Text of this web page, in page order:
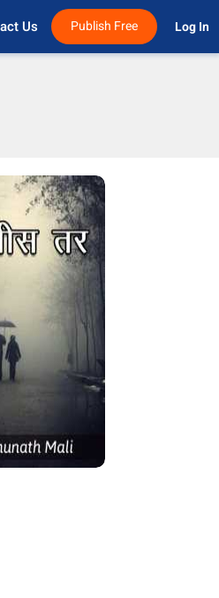
Us Publish Free Log In